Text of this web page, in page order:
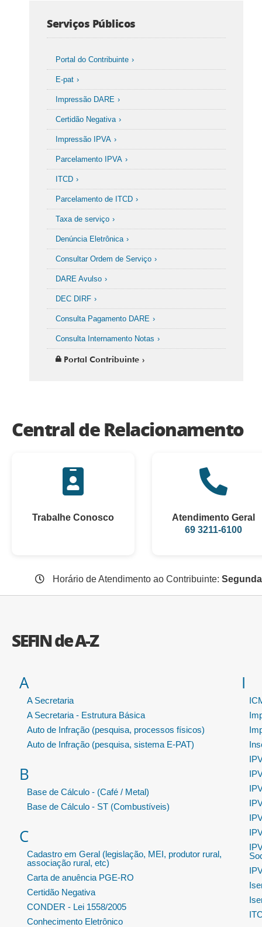
Serviços Públicos
Portal do Contribuinte
E-pat
Impressão DARE
Certidão Negativa
Impressão IPVA
Parcelamento IPVA
ITCD
Parcelamento de ITCD
Taxa de serviço
Denúncia Eletrônica
Consultar Ordem de Serviço
DARE Avulso
DEC DIRF
Consulta Pagamento DARE
Consulta Internamento Notas
Portal Contribuinte
Central de Relacionamento
Trabalhe Conosco
Atendimento Geral
69 3211-6100
Horário de Atendimento ao Contribuinte:
SEFIN de A-Z
A
A Secretaria
A Secretaria - Estrutura Básica
Auto de Infração (pesquisa, processos físicos)
Auto de Infração (pesquisa, sistema E-PAT)
B
Base de Cálculo - (Café / Metal)
Base de Cálculo - ST (Combustíveis)
C
Cadastro em Geral (legislação, MEI, produtor rural,
associação rural, etc)
Carta de anuência PGE-RO
Certidão Negativa
CONDER - Lei 1558/2005
Conhecimento Eletrônico
I